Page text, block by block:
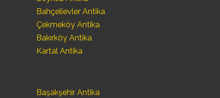
Bahçelievler Antika
Çekmeköy Antika
Bakırköy Antika
Kartal Antika
Başakşehir Antika